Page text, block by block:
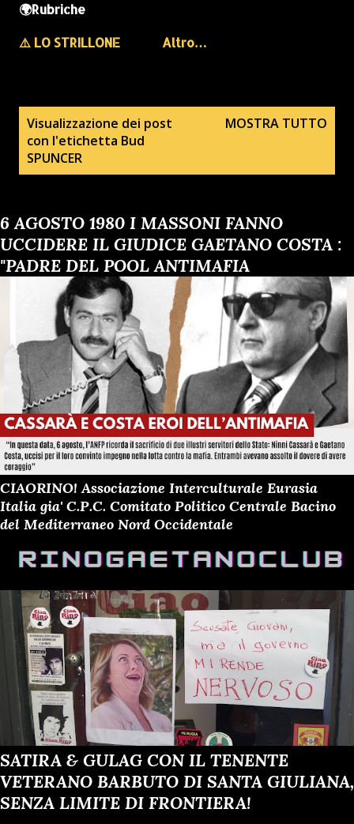
🌍Rubriche
⚠️ LO STRILLONE
Altro…
Visualizzazione dei post
con l'etichetta Bud
SPUNCER
MOSTRA TUTTO
6 AGOSTO 1980 I MASSONI FANNO
UCCIDERE IL GIUDICE GAETANO COSTA :
"PADRE DEL POOL ANTIMAFIA
CIAORINO! Associazione Interculturale Eurasia
Italia gia' C.P.C. Comitato Politico Centrale Bacino
del Mediterraneo Nord Occidentale
SATIRA & GULAG CON IL TENENTE
VETERANO BARBUTO DI SANTA GIULIANA,
SENZA LIMITE DI FRONTIERA!